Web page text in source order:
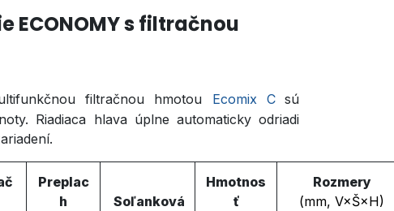
ECONOMY s filtračnou
filtračnou hmotou Ecomix C sú
Riadiaca hlava úplne automaticky odriadi
Preplac
h
Soľanková
Hmotnos
ť
Rozmery
(mm, V×Š×H)